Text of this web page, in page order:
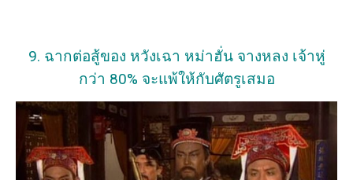
9. ฉากต่อสู้ของ หวังเฉา หม่าฮั่น จางหลง เจ้าหู่
กว่า 80% จะแพ้ให้กับศัตรูเสมอ